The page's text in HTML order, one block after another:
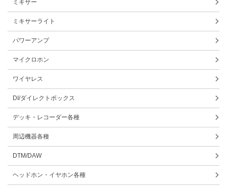
ミキサー
ミキサーライト
パワーアンプ
マイクロホン
ワイヤレス
DI/ダイレクトボックス
デッキ・レコーダー各種
周辺機器各種
DTM/DAW
ヘッドホン・イヤホン各種